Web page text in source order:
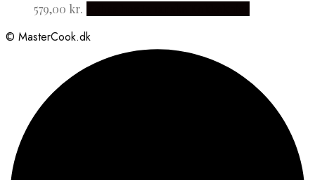
579,00 kr.
© MasterCook.dk